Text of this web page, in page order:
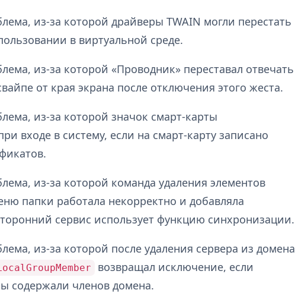
из-за которой драйверы TWAIN могли перестать
в виртуальной среде.
из-за которой «Проводник» переставал отвечать
от края экрана после отключения этого жеста.
из-за которой значок смарт-карты
входе в систему, если на смарт-карту записано
из-за которой команда удаления элементов
папки работала некорректно и добавляла
сервис использует функцию синхронизации.
из-за которой после удаления сервера из домена
возвращал исключение, если
содержали членов домена.